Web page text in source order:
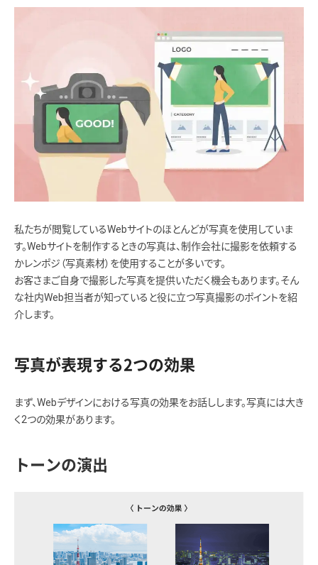
私たちが閲覧しているWebサイトのほとんどが写真を使用していま
す。Webサイトを制作するときの写真は、制作会社に撮影を依頼する
かレンポジ（写真素材）を使用することが多いです。
お客さまご自身で撮影した写真を提供いただく機会もあります。そん
な社内Web担当者が知っていると役に立つ写真撮影のポイントを紹
介します。
写真が表現する2つの効果
まず、Webデザインにおける写真の効果をお話しします。写真には大き
く2つの効果があります。
トーンの演出